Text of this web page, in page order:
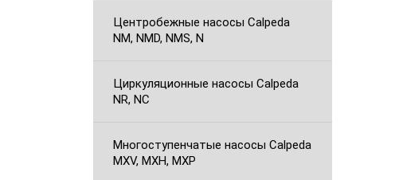
Центробежные насосы Calpeda
NM, NMD, NMS, N
Циркуляционные насосы Calpeda
NR, NC
Многоступенчатые насосы Calpeda
MXV, MXH, MXP